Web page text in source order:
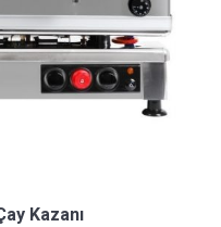
Kazanı